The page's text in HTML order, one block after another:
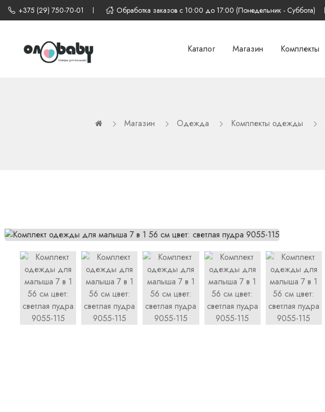
+375 (29) 750-70-01 Обработка заказов с 10:00 до 17:00 (Понедельник - Суббота)
Каталог Магазин Комплекты
Магазин Одежда Комплекты одежды